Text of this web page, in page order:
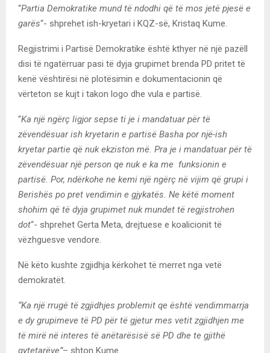
“Partia Demokratike mund të ndodhi që të mos jetë pjesë e
garës“- shprehet ish-kryetari i KQZ-së, Kristaq Kume.
Regjistrimi i Partisë Demokratike është kthyer në një pazëll
disi të ngatërruar pasi të dyja grupimet brenda PD pritet të
kenë vështirësi në plotësimin e dokumentacionin që
vërteton se kujt i takon logo dhe vula e partisë.
“Ka një ngërç ligjor sepse ti je i mandatuar për të
zëvendësuar ish kryetarin e partisë Basha por një-ish
kryetar partie që nuk ekziston më. Pra je i mandatuar për të
zëvendësuar një person qe nuk e ka me funksionin e
partisë. Por, ndërkohe ne kemi një ngërç në vijim që grupi i
Berishës po pret vendimin e gjykatës. Ne këtë moment
shohim që të dyja grupimet nuk mundet të regjistrohen
dot“- shprehet Gerta Meta, drejtuese e koalicionit të
vëzhguesve vendore.
Në këto kushte zgjidhja kërkohet të merret nga vetë
demokratët.
“Ka një rrugë të zgjidhjes problemit qe është vendimmarrja
e dy grupimeve të PD për të gjetur mes vetit zgjidhjen me
të mirë në interes të anëtarësisë së PD dhe te gjithë
qytetarëve”– shton Kume.